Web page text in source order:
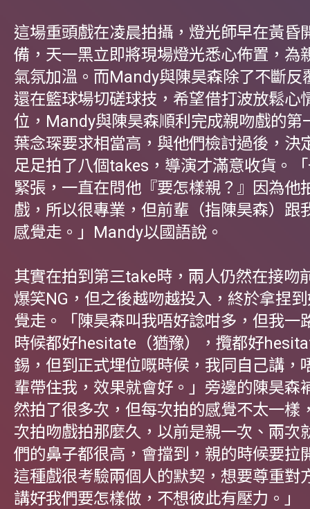
這場重頭戲在凌晨拍攝，燈光師早在黃昏
備，天一黑立即將現場燈光悉心佈置，為
氣氛加溫。而Mandy與陳昊森除了不斷反
還在籃球場切磋球技，希望借打波放鬆心
位，Mandy與陳昊森順利完成親吻戲的第
葉念琛要求相當高，與他們檢討過後，決
足足拍了八個takes，導演才滿意收貨。
緊張，一直在問他『要怎樣親？』因為他
戲，所以很專業，但前輩（指陳昊森）跟
感覺走。」Mandy以國語說。
其實在拍到第三take時，兩人仍然在接吻
爆笑NG，但之後越吻越投入，終於拿捏
覺走。「陳昊森叫我唔好諗咁多，但我一
時候都好hesitate（猶豫），攬都好
錫，但到正式埋位嘅時候，我同自己講，
輩帶住我，效果就會好。」旁邊的陳昊森
然拍了很多次，但每次拍的感覺不太一樣
次拍吻戲拍那麼久，以前是親一次、兩次
們的鼻子都很高，會擋到，親的時候要拉
這種戲很考驗兩個人的默契，想要尊重對
講好我們要怎樣做，不想彼此有壓力。」